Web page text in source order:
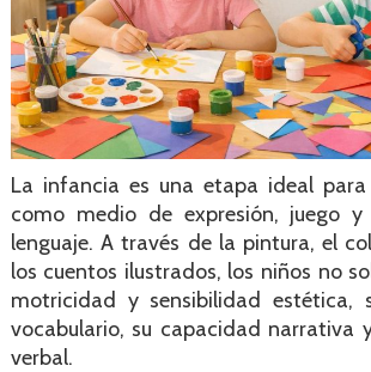
La infancia es una etapa ideal
como medio de expresión, juego y
lenguaje. A través de la pintura, el
los cuentos ilustrados, los niños no
motricidad y sensibilidad estética,
vocabulario, su capacidad narrativa
verbal.